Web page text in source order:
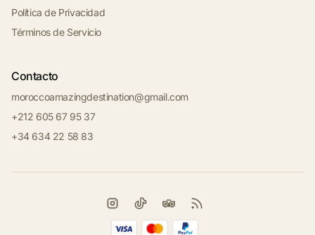
Política de Privacidad
Términos de Servicio
Contacto
moroccoamazingdestination@gmail.com
+212 605 67 95 37
+34 634 22 58 83